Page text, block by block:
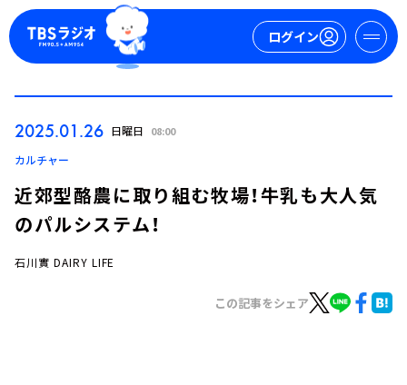
ログイン
2025.01.26 日曜日 08:00
カルチャー
近郊型酪農に取り組む牧場！牛乳も大人気
のパルシステム！
石川實 DAIRY LIFE
この記事をシェア